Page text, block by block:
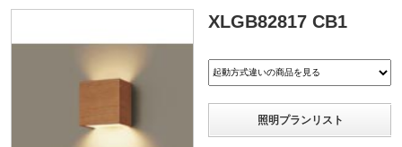
XLGB82817 CB1
照明プランリスト